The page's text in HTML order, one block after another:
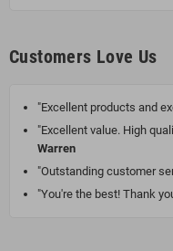
Customers Love Us
"Excellent products and
"Excellent value. High
Warren
"Outstanding customer
"You're the best! Thank